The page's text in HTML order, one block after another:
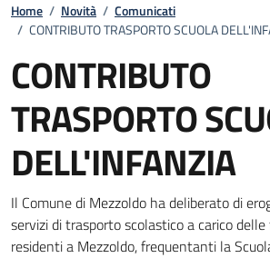
Home / Novità / Comunicati
/ CONTRIBUTO TRASPORTO SCUOLA
CONTRIBUTO
TRASPORTO
DELL'INFANZIA
Dettagli della notizia
Il Comune di Mezzoldo ha deliberato di
servizi di trasporto scolastico a carico
residenti a Mezzoldo, frequentanti la